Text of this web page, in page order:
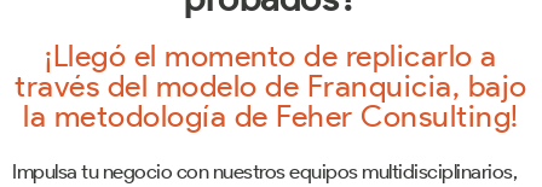
¡Llegó el momento de replicarlo a
través del modelo de Franquicia, bajo
la metodología de Feher Consulting!
Impulsa tu negocio con nuestros equipos multidisciplinarios,